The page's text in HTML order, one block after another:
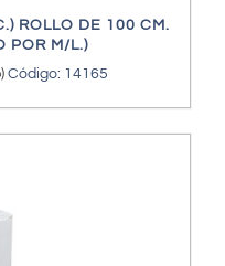
ROLLO DE 100 CM.
POR M/L.)
Código: 14165